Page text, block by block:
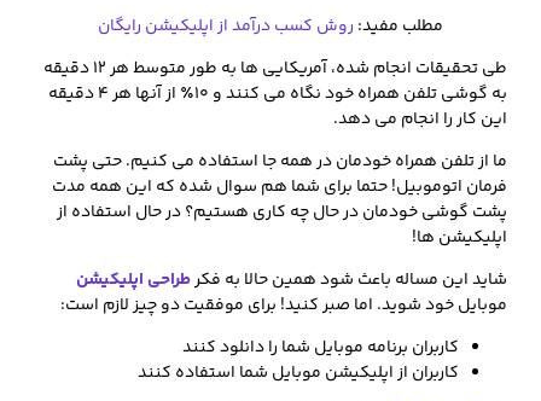
مطلب مفید: روش کسب درآمد از اپلیکیشن رایگان
طی تحقیقات انجام شده، آمریکایی ها به طور متوسط هر ۱۲ دقیقه
به گوشی تلفن همراه خود نگاه می کنند و ۱۰٪ از آنها هر ۴ دقیقه
این کار را انجام می دهد.
ما از تلفن همراه خودمان در همه جا استفاده می کنیم. حتی پشت
فرمان اتوموبیل! حتما برای شما هم سوال شده که این همه مدت
پشت گوشی خودمان در حال چه کاری هستیم؟ در حال استفاده از
اپلیکیشن ها!
شاید این مساله باعث شود همین حالا به فکرطراحی اپلیکیشن
موبایل خود شوید. اما صبر کنید! برای موفقیت دو چیز لازم است:
کاربران برنامه موبایل شما را دانلود کنند
کاربران از اپلیکیشن موبایل شما استفاده کنند